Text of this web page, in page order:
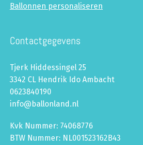
Ballonnen personaliseren
Contactgegevens
Tjerk Hiddessingel 25
3342 CL Hendrik Ido Ambacht
0623840190
info@ballonland.nl
Kvk Nummer: 74068776
BTW Nummer: NL001523162B43